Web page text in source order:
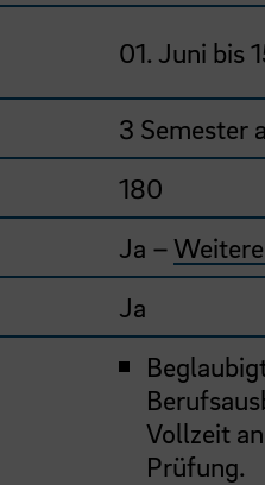
01. Juni bis
3 Semester
180
Ja –
Ja
Vollzeit
Prüfung.